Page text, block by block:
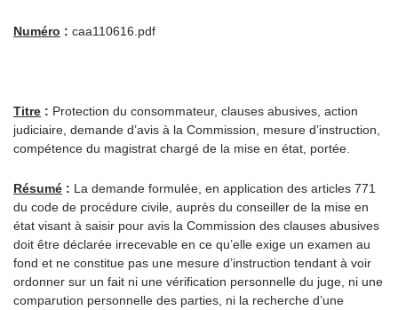
Numéro : caa110616.pdf
Titre : Protection du consommateur, clauses abusives, action
judiciaire, demande d’avis à la Commission, mesure d’instruction,
compétence du magistrat chargé de la mise en état, portée.
Résumé : La demande formulée, en application des articles 771
du code de procédure civile, auprès du conseiller de la mise en
état visant à saisir pour avis la Commission des clauses abusives
doit être déclarée irrecevable en ce qu’elle exige un examen au
fond et ne constitue pas une mesure d’instruction tendant à voir
ordonner sur un fait ni une vérification personnelle du juge, ni une
comparution personnelle des parties, ni la recherche d’une